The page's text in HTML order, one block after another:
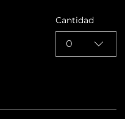
Cantidad
0